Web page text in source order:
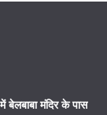
बेलबाबा मंदिर के पास